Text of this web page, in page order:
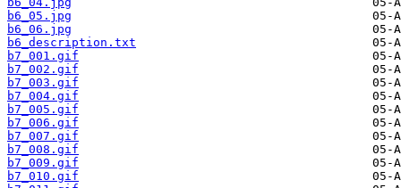
b6_05.jpg
b6_06.jpg
b6_description.txt
b7_001.gif
b7_002.gif
b7_003.gif
b7_004.gif
b7_005.gif
b7_006.gif
b7_007.gif
b7_008.gif
b7_009.gif
b7_010.gif